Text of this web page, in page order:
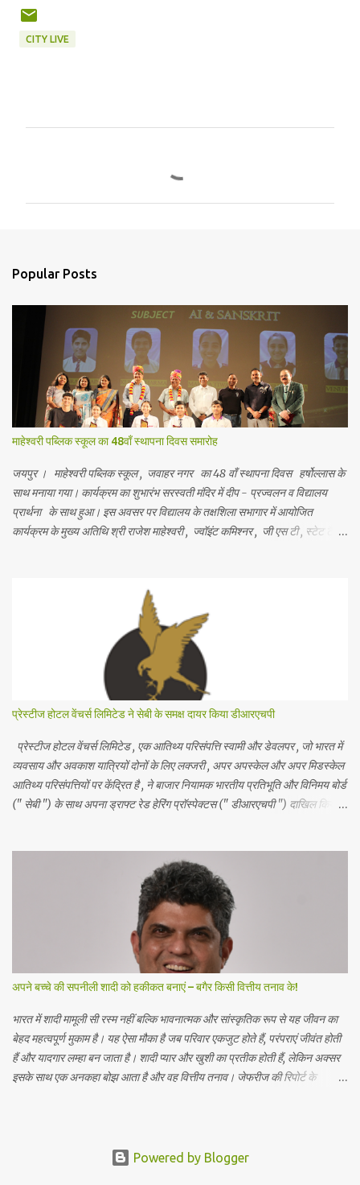
CITY LIVE
Popular Posts
माहेश्वरी पब्लिक स्कूल का 48वाँ स्थापना दिवस समारोह
जयपुर । माहेश्वरी पब्लिक स्कूल , जवाहर नगर का 48 वाँ स्थापना दिवस हर्षोल्लास के
साथ मनाया गया। कार्यक्रम का शुभारंभ सरस्वती मंदिर में दीप - प्रज्वलन व विद्यालय
प्रार्थना के साथ हुआ। इस अवसर पर विद्यालय के तक्षशिला सभागार में आयोजित
कार्यक्रम के मुख्य अतिथि श्री राजेश माहेश्वरी , ज्वॉइंट कमिश्नर , जी एस टी , स्टेट टैक्स
काबरा , विद्यालय प्रबंध समिति के सदस्य श्री अमित सोनी , श्रीमती अरुणा गगरानी व
विद्यालय के प्राचार्य श्री अशोक जी वैद मंचासीन थे। मानद सचिव ने विद्यालय की
स्थापना के उद्देश्यों का स्मरण कराते हुए कहा कि शिक्षा के माध्यम से छात्रों के सर्वांगीण
विकास के लिए हरसंभव प्रयास करके गुणवत्तापूर्ण शिक्षा के लिए हम कटिबद्ध हैं । समारोह
के विशिष्ट अतिथि ने विद्य...
प्रेस्टीज होटल वेंचर्स लिमिटेड ने सेबी के समक्ष दायर किया डीआरएचपी
प्रेस्टीज होटल वेंचर्स लिमिटेड , एक आतिथ्य परिसंपत्ति स्वामी और डेवलपर , जो भारत में
व्यवसाय और अवकाश यात्रियों दोनों के लिए लक्जरी , अपर अपस्केल और अपर मिडस्केल
आतिथ्य परिसंपत्तियों पर केंद्रित है , ने बाजार नियामक भारतीय प्रतिभूति और विनिमय बोर्ड
(" सेबी ") के साथ अपना ड्राफ्ट रेड हेरिंग प्रॉस्पेक्टस (" डीआरएचपी ") दाखिल किया
का प्रस्ताव है , जो कुल मिलाकर 1000 करोड़ रुपये तक है। बिक्री के प्रस्ताव में
प्रेस्टीज एस्टेट्स प्रोजेक्ट्स लिमिटेड ( प्रवर्तक विक्रय शेयरधारक ) द्वारा ₹ 5 अंकित
मूल्य के इक्विटी शेयर शामिल हैं। प्रेस्टीज होटल वेंचर्स लिमिटेड ने शुद्ध आय से 1121.276
करोड़ रुपये की अनुमानित राशि का उपयोग करने का प्रस्ताव किया है , जो कंपनी और
अपने बच्चे की सपनीली शादी को हकीकत बनाएं – बगैर किसी वित्तीय तनाव के!
भारत में शादी मामूली सी रस्म नहीं बल्कि भावनात्मक और सांस्कृतिक रूप से यह जीवन का
बेहद महत्वपूर्ण मुकाम है। यह ऐसा मौका है जब परिवार एकजुट होते हैं, परंपराएं जीवंत होती
हैं और यादगार लम्हा बन जाता है। शादी प्यार और खुशी का प्रतीक होती हैं, लेकिन अक्सर
इसके साथ एक अनकहा बोझ आता है और वह वित्तीय तनाव। जेफरीज की रिपोर्ट के
वास्तविकता परिदृश्य 1: अनियोजित व्यय दुविधा अमित और मीरा ने अपने बेटे की शादी के
Powered by Blogger